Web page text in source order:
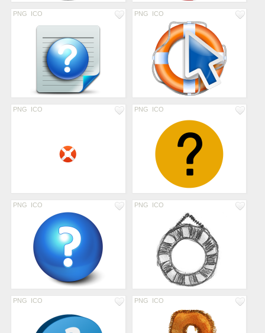
PNG ICO PNG ICO
PNG ICO PNG ICO
PNG ICO PNG ICO
PNG ICO PNG ICO